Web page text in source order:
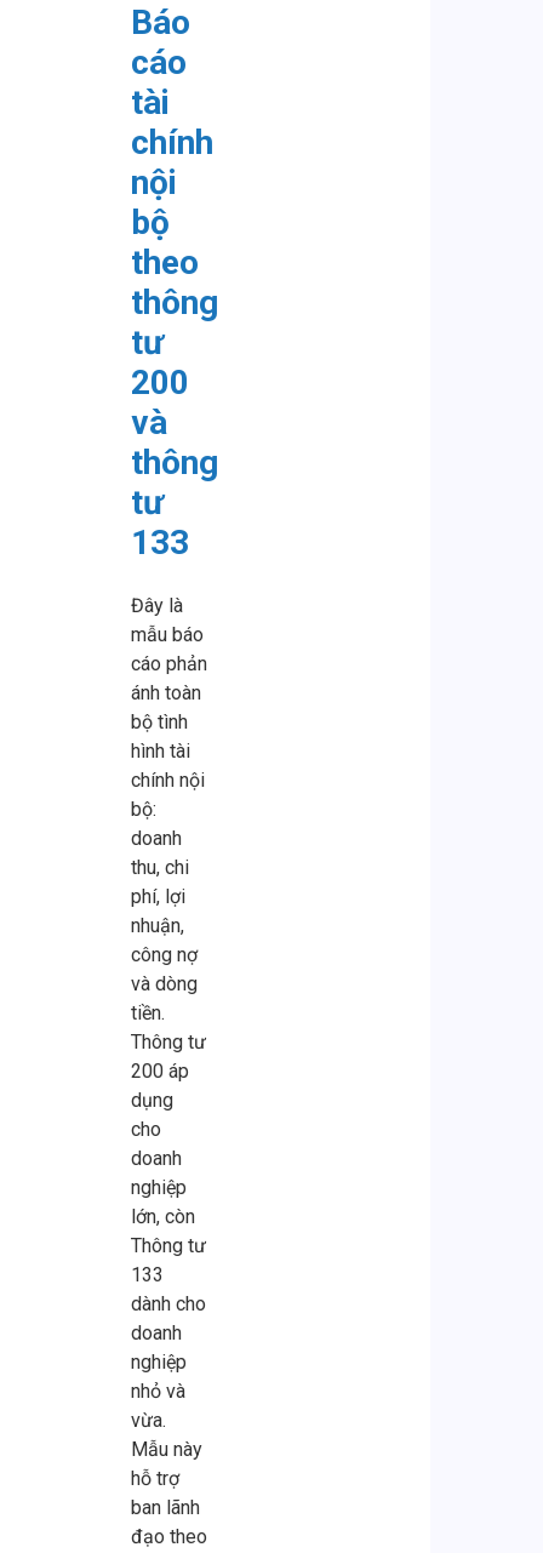
Báo
cáo
tài
chính
nội
bộ
theo
thông
tư
200
và
thông
tư
133
Đây là
mẫu báo
cáo phản
ánh toàn
bộ tình
hình tài
chính nội
bộ:
doanh
thu, chi
phí, lợi
nhuận,
công nợ
và dòng
tiền.
Thông tư
200 áp
dụng
cho
doanh
nghiệp
lớn, còn
Thông tư
133
dành cho
doanh
nghiệp
nhỏ và
vừa.
Mẫu này
hỗ trợ
ban lãnh
đạo theo